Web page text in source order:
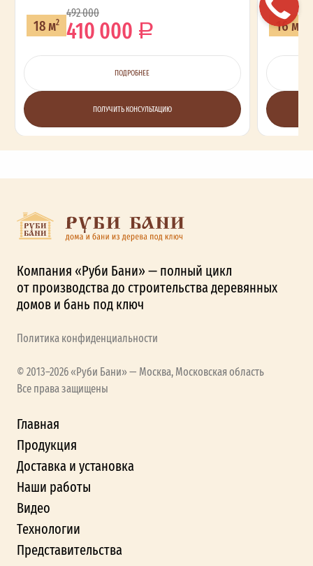
18 м2
492 000
410 000
ПОДРОБНЕЕ
ПОЛУЧИТЬ КОНСУЛЬТАЦИЮ
16 м
Компания «Руби Бани» — полный цикл
от производства до строительства деревянных
домов и бань под ключ
Политика конфиденциальности
© 2013–2026 «Руби Бани» — Москва, Московская область
Все права защищены
Главная
Продукция
Доставка и установка
Наши работы
Видео
Технологии
Представительства